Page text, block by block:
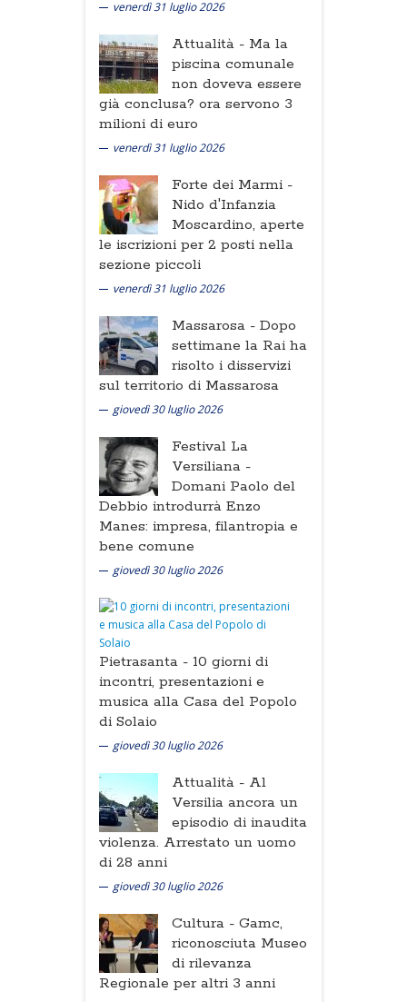
venerdì 31 luglio 2026
Attualità - Ma la
piscina comunale
non doveva essere
già conclusa? ora servono 3
milioni di euro
venerdì 31 luglio 2026
Forte dei Marmi -
Nido d'Infanzia
Moscardino, aperte
le iscrizioni per 2 posti nella
sezione piccoli
venerdì 31 luglio 2026
Massarosa - Dopo
settimane la Rai ha
risolto i disservizi
sul territorio di Massarosa
giovedì 30 luglio 2026
Festival La
Versiliana -
Domani Paolo del
Debbio introdurrà Enzo
Manes: impresa, filantropia e
bene comune
giovedì 30 luglio 2026
Pietrasanta - 10 giorni di
incontri, presentazioni e
musica alla Casa del Popolo
di Solaio
giovedì 30 luglio 2026
Attualità - Al
Versilia ancora un
episodio di inaudita
violenza. Arrestato un uomo
di 28 anni
giovedì 30 luglio 2026
Cultura - Gamc,
riconosciuta Museo
di rilevanza
Regionale per altri 3 anni